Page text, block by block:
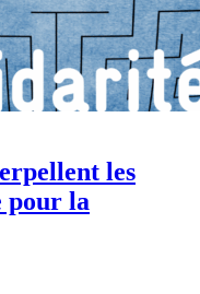
les
pour la